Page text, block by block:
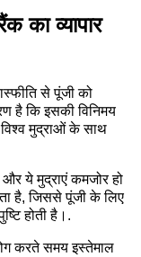
का व्यापार
से पूंजी को
है कि इसकी विनिमय
मुद्राओं के साथ
और ये मुद्राएं कमजोर हो
है, जिससे पूंजी के लिए
होती है।.
करते समय इस्तेमाल